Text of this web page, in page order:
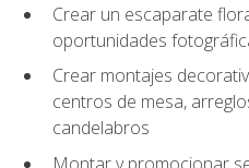
Crear un escaparate
oportunidades
Crear montajes
centros de mesa,
candelabros